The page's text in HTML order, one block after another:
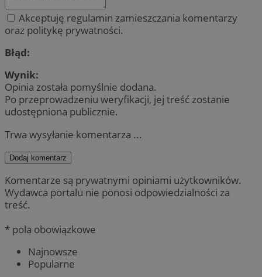
Akceptuję regulamin zamieszczania komentarzy
oraz politykę prywatności.
Błąd:
Wynik:
Opinia została pomyślnie dodana.
Po przeprowadzeniu weryfikacji, jej treść zostanie
udostępniona publicznie.
Trwa wysyłanie komentarza ...
Dodaj komentarz
Komentarze są prywatnymi opiniami użytkowników.
Wydawca portalu nie ponosi odpowiedzialności za
treść.
* pola obowiązkowe
Najnowsze
Popularne